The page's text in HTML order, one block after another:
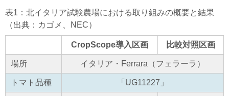
表1：北イタリア試験農場における取り組みの概要と結果
（出典：カゴメ、NEC）
CropScope導入区画 比較対照区画
場所 イタリア・Ferrara（フェラーラ）
トマト品種 「UG11227」